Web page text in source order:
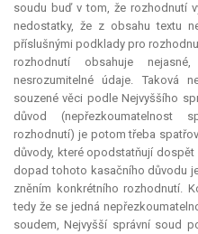
soudu buď v tom, že rozhodnutí
nedostatky, že z obsahu textu
příslušnými podklady pro
rozhodnutí obsahuje
nesrozumitelné údaje. Taková
souzené věci podle Nejvyššího
důvod (nepřezkoumatelnost
rozhodnutí) je potom třeba
důvody, které opodstatňují
dopad tohoto kasačního důvodu
zněním konkrétního rozhodnutí.
tedy že se jedná
soudem, Nejvyšší správní soud